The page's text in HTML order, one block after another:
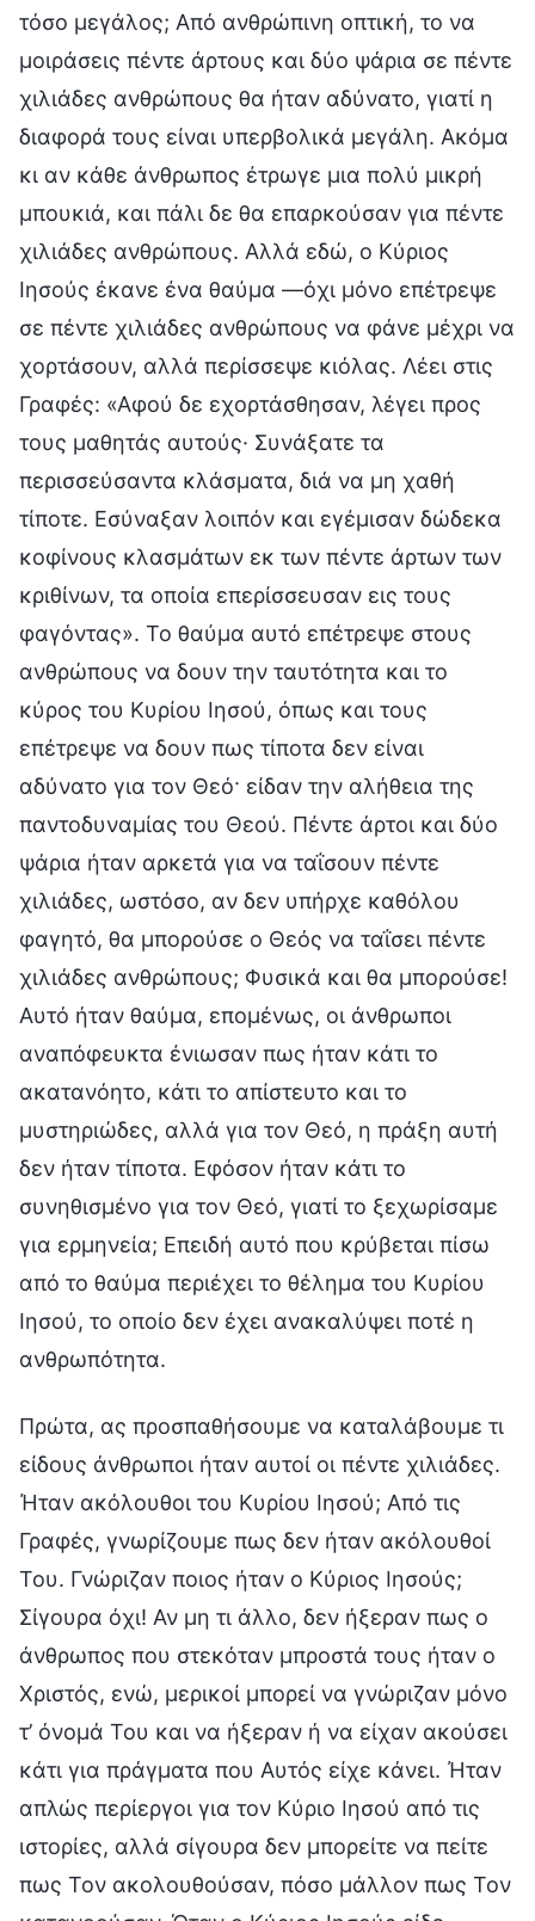
τόσο μεγάλος; Από ανθρώπινη οπτική, το να
μοιράσεις πέντε άρτους και δύο ψάρια σε πέντε
χιλιάδες ανθρώπους θα ήταν αδύνατο, γιατί η
διαφορά τους είναι υπερβολικά μεγάλη. Ακόμα
κι αν κάθε άνθρωπος έτρωγε μια πολύ μικρή
μπουκιά, και πάλι δε θα επαρκούσαν για πέντε
χιλιάδες ανθρώπους. Αλλά εδώ, ο Κύριος
Ιησούς έκανε ένα θαύμα —όχι μόνο επέτρεψε
σε πέντε χιλιάδες ανθρώπους να φάνε μέχρι να
χορτάσουν, αλλά περίσσεψε κιόλας. Λέει στις
Γραφές: «Αφού δε εχορτάσθησαν, λέγει προς
τους μαθητάς αυτούς· Συνάξατε τα
περισσεύσαντα κλάσματα, διά να μη χαθή
τίποτε. Εσύναξαν λοιπόν και εγέμισαν δώδεκα
κοφίνους κλασμάτων εκ των πέντε άρτων των
κριθίνων, τα οποία επερίσσευσαν εις τους
φαγόντας». Το θαύμα αυτό επέτρεψε στους
ανθρώπους να δουν την ταυτότητα και το
κύρος του Κυρίου Ιησού, όπως και τους
επέτρεψε να δουν πως τίποτα δεν είναι
αδύνατο για τον Θεό· είδαν την αλήθεια της
παντοδυναμίας του Θεού. Πέντε άρτοι και δύο
ψάρια ήταν αρκετά για να ταΐσουν πέντε
χιλιάδες, ωστόσο, αν δεν υπήρχε καθόλου
φαγητό, θα μπορούσε ο Θεός να ταΐσει πέντε
χιλιάδες ανθρώπους; Φυσικά και θα μπορούσε!
Αυτό ήταν θαύμα, επομένως, οι άνθρωποι
αναπόφευκτα ένιωσαν πως ήταν κάτι το
ακατανόητο, κάτι το απίστευτο και το
μυστηριώδες, αλλά για τον Θεό, η πράξη αυτή
δεν ήταν τίποτα. Εφόσον ήταν κάτι το
συνηθισμένο για τον Θεό, γιατί το ξεχωρίσαμε
για ερμηνεία; Επειδή αυτό που κρύβεται πίσω
από το θαύμα περιέχει το θέλημα του Κυρίου
Ιησού, το οποίο δεν έχει ανακαλύψει ποτέ η
ανθρωπότητα.
Πρώτα, ας προσπαθήσουμε να καταλάβουμε τι
είδους άνθρωποι ήταν αυτοί οι πέντε χιλιάδες.
Ήταν ακόλουθοι του Κυρίου Ιησού; Από τις
Γραφές, γνωρίζουμε πως δεν ήταν ακόλουθοί
Του. Γνώριζαν ποιος ήταν ο Κύριος Ιησούς;
Σίγουρα όχι! Αν μη τι άλλο, δεν ήξεραν πως ο
άνθρωπος που στεκόταν μπροστά τους ήταν ο
Χριστός, ενώ, μερικοί μπορεί να γνώριζαν μόνο
τ’ όνομά Του και να ήξεραν ή να είχαν ακούσει
κάτι για πράγματα που Αυτός είχε κάνει. Ήταν
απλώς περίεργοι για τον Κύριο Ιησού από τις
ιστορίες, αλλά σίγουρα δεν μπορείτε να πείτε
πως Τον ακολουθούσαν, πόσο μάλλον πως Τον